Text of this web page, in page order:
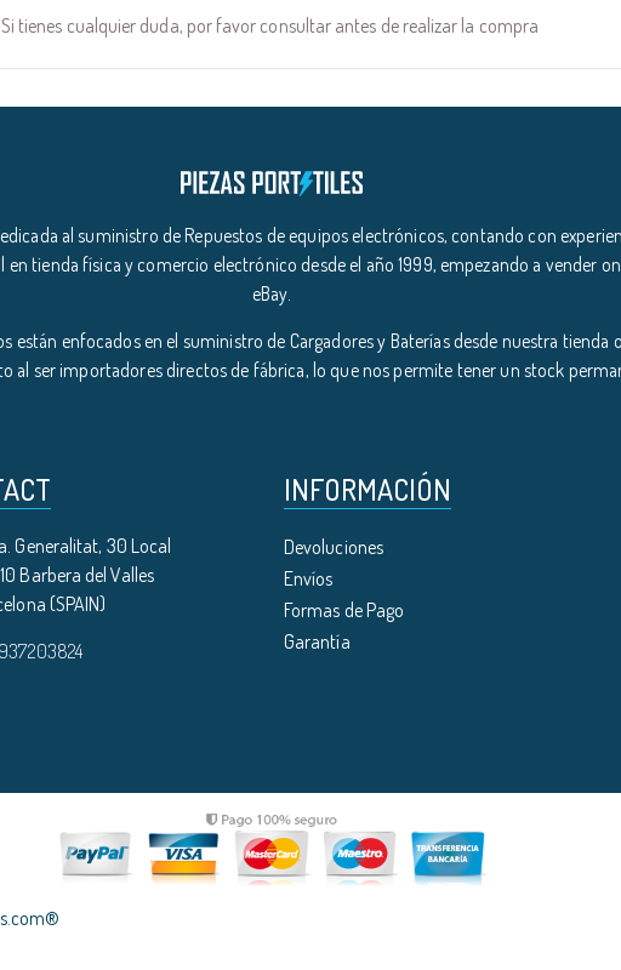
Si tienes cualquier duda, por favor consultar antes de realizar la compra
al suministro de Repuestos de equipos electrónicos, contando con
tienda física y comercio electrónico desde el año 1999, empezando a vender
eBay.
están enfocados en el suministro de Cargadores y Baterías desde nuestra tienda
al ser importadores directos de fábrica, lo que nos permite tener un stock
Generalitat, 30 Local
Barbera del Valles
(SPAIN)
INFORMACIÓN
Devoluciones
Envíos
Formas de Pago
Garantía